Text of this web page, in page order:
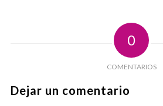
0
COMENTARIOS
Dejar un comentario